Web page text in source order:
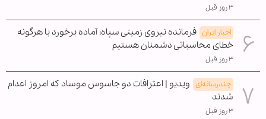
۳ روز قبل
اخبار ایران فرمانده نیروی زمینی سپاه: آماده برخورد با هرگونه
خطای محاسباتی دشمنان هستیم
۳ روز قبل
چندرسانه‌ای ویدیو | اعترافات دو جاسوس موساد که امروز اعدام
شدند
۳ روز قبل